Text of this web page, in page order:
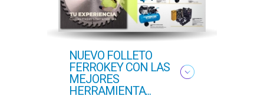
NUEVO FOLLETO
FERROKEY CON LAS
MEJORES
HERRAMIENTA...